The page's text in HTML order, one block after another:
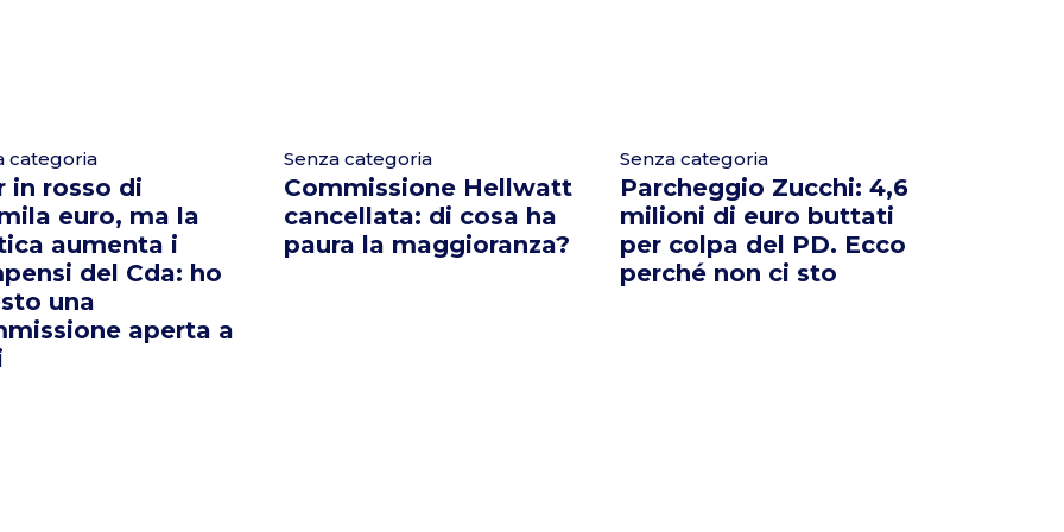
categoria
in rosso di
euro, ma la
aumenta i
del Cda: ho
una
aperta a
Senza categoria
Commissione Hellwatt
cancellata: di cosa ha
paura la maggioranza?
Senza categoria
Parcheggio Zucchi: 4,6
milioni di euro buttati
per colpa del PD. Ecco
perché non ci sto